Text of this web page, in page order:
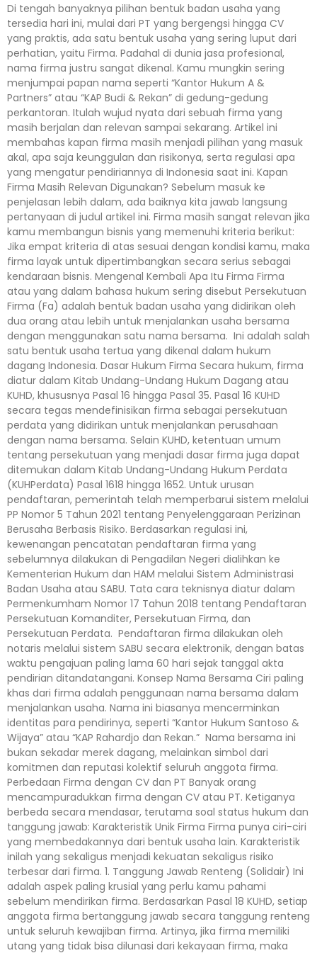
Di tengah banyaknya pilihan bentuk badan usaha yang
tersedia hari ini, mulai dari PT yang bergengsi hingga CV
yang praktis, ada satu bentuk usaha yang sering luput dari
perhatian, yaitu Firma. Padahal di dunia jasa profesional,
nama firma justru sangat dikenal. Kamu mungkin sering
menjumpai papan nama seperti “Kantor Hukum A &
Partners” atau “KAP Budi & Rekan” di gedung-gedung
perkantoran. Itulah wujud nyata dari sebuah firma yang
masih berjalan dan relevan sampai sekarang. Artikel ini
membahas kapan firma masih menjadi pilihan yang masuk
akal, apa saja keunggulan dan risikonya, serta regulasi apa
yang mengatur pendiriannya di Indonesia saat ini. Kapan
Firma Masih Relevan Digunakan? Sebelum masuk ke
penjelasan lebih dalam, ada baiknya kita jawab langsung
pertanyaan di judul artikel ini. Firma masih sangat relevan jika
kamu membangun bisnis yang memenuhi kriteria berikut:
Jika empat kriteria di atas sesuai dengan kondisi kamu, maka
firma layak untuk dipertimbangkan secara serius sebagai
kendaraan bisnis. Mengenal Kembali Apa Itu Firma Firma
atau yang dalam bahasa hukum sering disebut Persekutuan
Firma (Fa) adalah bentuk badan usaha yang didirikan oleh
dua orang atau lebih untuk menjalankan usaha bersama
dengan menggunakan satu nama bersama. Ini adalah salah
satu bentuk usaha tertua yang dikenal dalam hukum
dagang Indonesia. Dasar Hukum Firma Secara hukum, firma
diatur dalam Kitab Undang-Undang Hukum Dagang atau
KUHD, khususnya Pasal 16 hingga Pasal 35. Pasal 16 KUHD
secara tegas mendefinisikan firma sebagai persekutuan
perdata yang didirikan untuk menjalankan perusahaan
dengan nama bersama. Selain KUHD, ketentuan umum
tentang persekutuan yang menjadi dasar firma juga dapat
ditemukan dalam Kitab Undang-Undang Hukum Perdata
(KUHPerdata) Pasal 1618 hingga 1652. Untuk urusan
pendaftaran, pemerintah telah memperbarui sistem melalui
PP Nomor 5 Tahun 2021 tentang Penyelenggaraan Perizinan
Berusaha Berbasis Risiko. Berdasarkan regulasi ini,
kewenangan pencatatan pendaftaran firma yang
sebelumnya dilakukan di Pengadilan Negeri dialihkan ke
Kementerian Hukum dan HAM melalui Sistem Administrasi
Badan Usaha atau SABU. Tata cara teknisnya diatur dalam
Permenkumham Nomor 17 Tahun 2018 tentang Pendaftaran
Persekutuan Komanditer, Persekutuan Firma, dan
Persekutuan Perdata. Pendaftaran firma dilakukan oleh
notaris melalui sistem SABU secara elektronik, dengan batas
waktu pengajuan paling lama 60 hari sejak tanggal akta
pendirian ditandatangani. Konsep Nama Bersama Ciri paling
khas dari firma adalah penggunaan nama bersama dalam
menjalankan usaha. Nama ini biasanya mencerminkan
identitas para pendirinya, seperti “Kantor Hukum Santoso &
Wijaya” atau “KAP Rahardjo dan Rekan.” Nama bersama ini
bukan sekadar merek dagang, melainkan simbol dari
komitmen dan reputasi kolektif seluruh anggota firma.
Perbedaan Firma dengan CV dan PT Banyak orang
mencampuradukkan firma dengan CV atau PT. Ketiganya
berbeda secara mendasar, terutama soal status hukum dan
tanggung jawab: Karakteristik Unik Firma Firma punya ciri-ciri
yang membedakannya dari bentuk usaha lain. Karakteristik
inilah yang sekaligus menjadi kekuatan sekaligus risiko
terbesar dari firma. 1. Tanggung Jawab Renteng (Solidair) Ini
adalah aspek paling krusial yang perlu kamu pahami
sebelum mendirikan firma. Berdasarkan Pasal 18 KUHD, setiap
anggota firma bertanggung jawab secara tanggung renteng
untuk seluruh kewajiban firma. Artinya, jika firma memiliki
utang yang tidak bisa dilunasi dari kekayaan firma, maka